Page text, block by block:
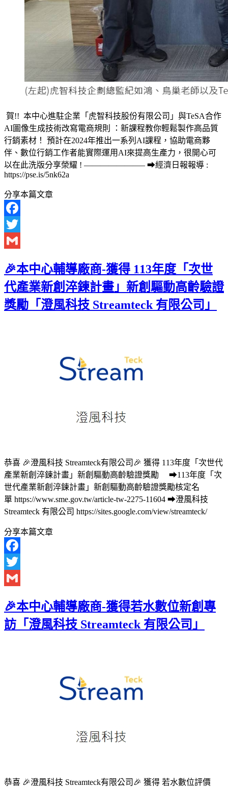
賀!! 本中心進駐企業「虎智科技股份有限公司」與TeSA合作
AI圖像生成技術改寫電商規則 ：新課程教你輕鬆製作高品質
行銷素材！ 預計在2024年推出一系列AI課程，協助電商夥
伴、數位行銷工作者能實際運用AI來提高生產力，很開心可
以在此洗版分享榮耀 ! ———————– ➡經濟日報報導 :
https://pse.is/5nk62a
分享本篇文章
Facebook
Twitter
🎉本中心輔導廠商-獲得 113年度「次世
代產業新創淬鍊計畫」新創驅動高齡驗證
獎勵「澄風科技 Streamteck 有限公司」
恭喜 🎉澄風科技 Streamteck有限公司🎉 獲得 113年度「次世代
產業新創淬鍊計畫」新創驅動高齡驗證獎勵 ➡113年度「次
世代產業新創淬鍊計畫」新創驅動高齡驗證獎勵核定名
單 https://www.sme.gov.tw/article-tw-2275-11604 ➡澄風科技
Streamteck 有限公司 https://sites.google.com/view/streamteck/
分享本篇文章
Facebook
Twitter
🎉本中心輔導廠商-獲得若水數位新創專
訪「澄風科技 Streamteck 有限公司」
恭喜 🎉澄風科技 Streamteck有限公司🎉 獲得 若水數位評價